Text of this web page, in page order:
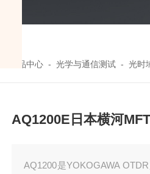
产品中心 -光学与通信测试 -光时
AQ1200E日本横河
AQ1200是YOKOGAWA